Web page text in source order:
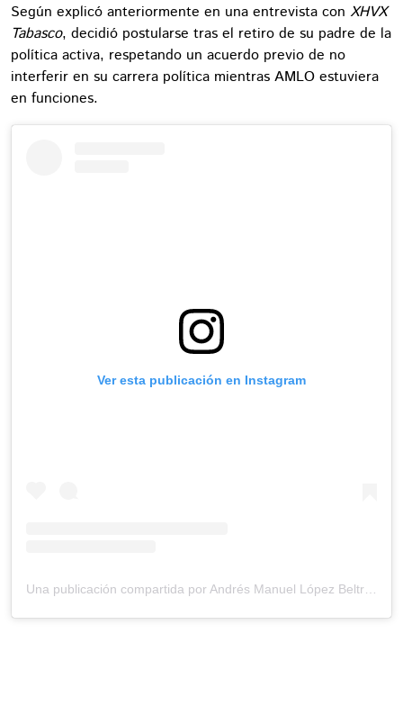
Según explicó anteriormente en una entrevista con XHVX
Tabasco, decidió postularse tras el retiro de su padre de la
política activa, respetando un acuerdo previo de no
interferir en su carrera política mientras AMLO estuviera
en funciones.
Ver esta publicación en Instagram